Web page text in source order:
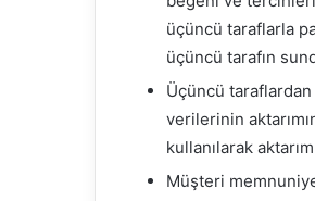
üçüncü taraflarla
üçüncü tarafın
Üçüncü
verilerinin
kullanılarak
Müşteri